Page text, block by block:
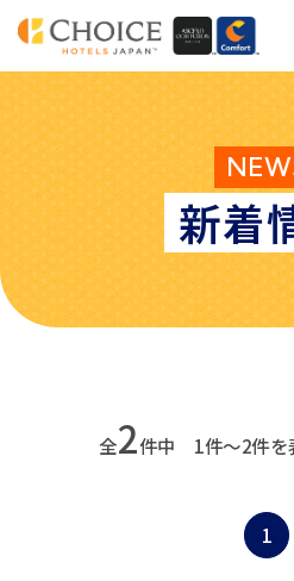
新着
全2件中 1件～2件を
1